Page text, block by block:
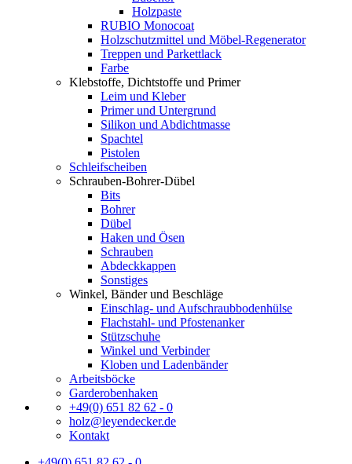
Holzpaste
RUBIO Monocoat
Holzschutzmittel und Möbel-Regenerator
Treppen und Parkettlack
Farbe
Klebstoffe, Dichtstoffe und Primer
Leim und Kleber
Primer und Untergrund
Silikon und Abdichtmasse
Spachtel
Pistolen
Schleifscheiben
Schrauben-Bohrer-Dübel
Bits
Bohrer
Dübel
Haken und Ösen
Schrauben
Abdeckkappen
Sonstiges
Winkel, Bänder und Beschläge
Einschlag- und Aufschraubbodenhülse
Flachstahl- und Pfostenanker
Stützschuhe
Winkel und Verbinder
Kloben und Ladenbänder
Arbeitsböcke
Garderobenhaken
+49(0) 651 82 62 - 0
holz@leyendecker.de
Kontakt